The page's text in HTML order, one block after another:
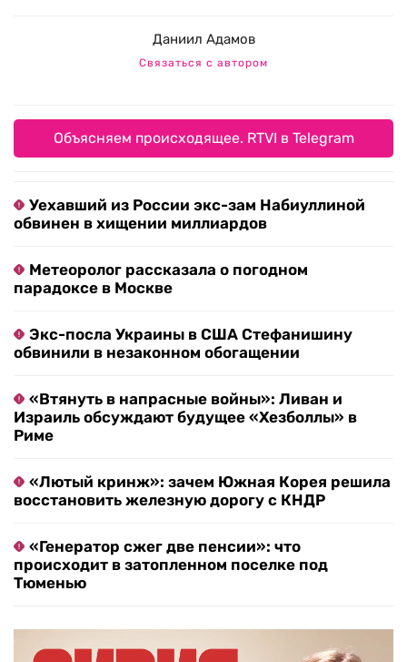
Даниил Адамов
Связаться с автором
Объясняем происходящее. RTVI в Telegram
Уехавший из России экс-зам Набиуллиной
обвинен в хищении миллиардов
Метеоролог рассказала о погодном
парадоксе в Москве
Экс-посла Украины в США Стефанишину
обвинили в незаконном обогащении
«Втянуть в напрасные войны»: Ливан и
Израиль обсуждают будущее «Хезболлы» в
Риме
«Лютый кринж»: зачем Южная Корея решила
восстановить железную дорогу с КНДР
«Генератор сжег две пенсии»: что
происходит в затопленном поселке под
Тюменью